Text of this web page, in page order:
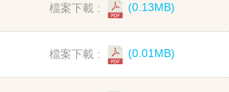
檔案下載 : (0.13MB)
檔案下載 : (0.01MB)